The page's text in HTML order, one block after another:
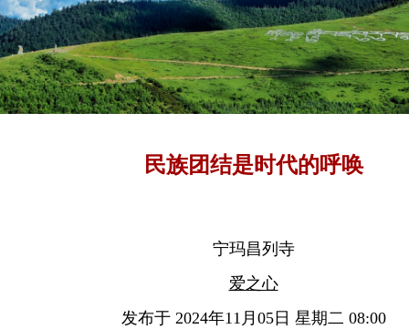
民族团结是时代的呼唤
宁玛昌列寺
爱之心
发布于 2024年11月05日 星期二 08:00